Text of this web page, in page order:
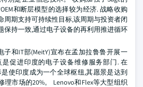
和断层模型的选择较为经济. 战略收购
周期支持可持续性目标,该周期与投资者闭
保持一致,通过电子设备的再利用推进循环
子和IT部(MeitY)宣布在孟加拉鲁鲁开展一
促进印度的电子设备维修服务部门. 在
是使印度成为一个全球枢纽,其愿景是达到
理市场的20%。 Lenovo和Flex等大型组织